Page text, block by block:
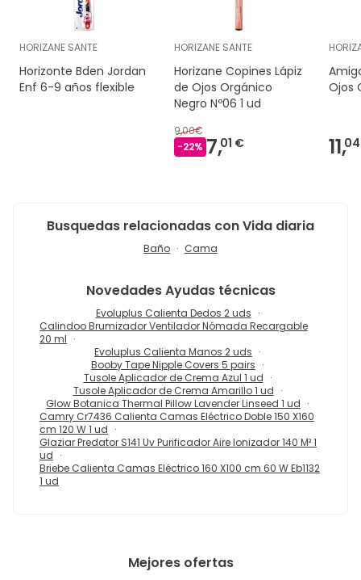
HORIZANE SANTE
Horizonte Bden Jordan
Enf 6-9 años flexible
HORIZANE SANTE
Horizane Copines Lápiz
de Ojos Orgánico
Negro Nº06 1 ud
9,00€
-22% 7,01 €
Ojos
11,
Busquedas relacionadas con Vida diaria
Baño Cama
NovedadesAyudas técnicas
Evoluplus Calienta Dedos 2 uds
Calindoo Brumizador Ventilador Nómada Recargable
20 ml
Evoluplus Calienta Manos 2 uds
Booby Tape Nipple Covers 5 pairs
Tusole Aplicador de Crema Azul 1 ud
Tusole Aplicador de Crema Amarillo 1 ud
Glow Botanica Thermal Pillow Lavender Linseed 1 ud
Camry Cr7436 Calienta Camas Eléctrico Doble 150 X160
cm 120 W 1 ud
Glaziar Predator S141 Uv Purificador Aire Ionizador 140 M² 1
ud
Briebe Calienta Camas Eléctrico 160 X100 cm 60 W Eb1132
1 ud
Mejores ofertas